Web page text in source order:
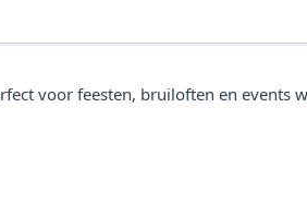
voor feesten, bruiloften en events